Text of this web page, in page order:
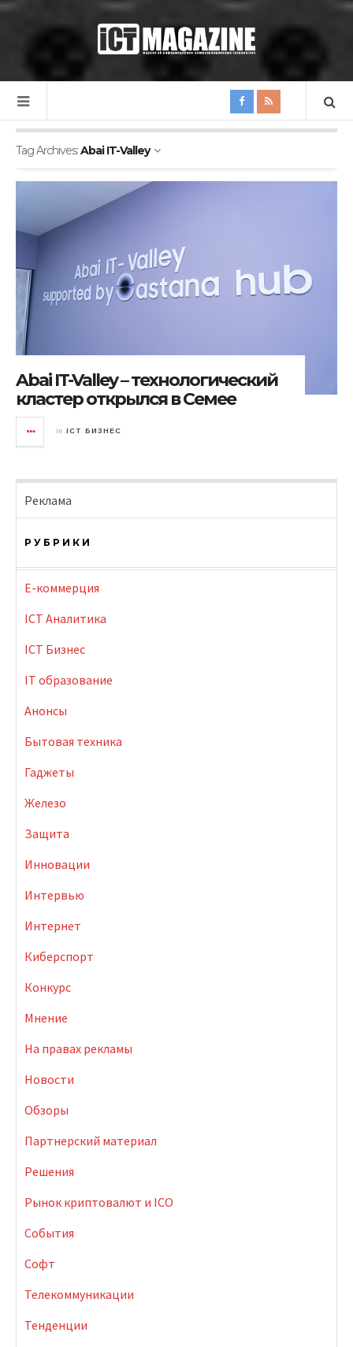
Tag Archives:Abai IT-Valley
Abai IT-Valley – технологический
кластер открылся в Семее
in ICT БИЗНЕС
Реклама
РУБРИКИ
E-коммерция
ICT Аналитика
ICT Бизнес
IT образование
Анонсы
Бытовая техника
Гаджеты
Железо
Защита
Инновации
Интервью
Интернет
Киберспорт
Конкурс
Мнение
На правах рекламы
Новости
Обзоры
Партнерский материал
Решения
Рынок криптовалют и ICO
События
Софт
Телекоммуникации
Тенденции